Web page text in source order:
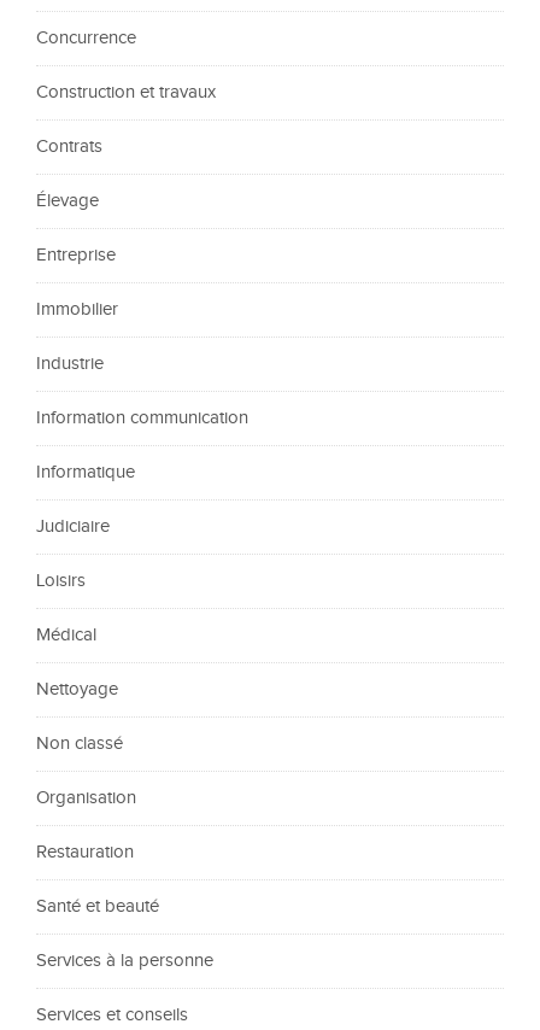
Concurrence
Construction et travaux
Contrats
Élevage
Entreprise
Immobilier
Industrie
Information communication
Informatique
Judiciaire
Loisirs
Médical
Nettoyage
Non classé
Organisation
Restauration
Santé et beauté
Services à la personne
Services et conseils